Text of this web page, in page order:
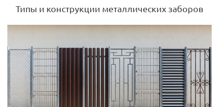
Типы и конструкции металлических заборов